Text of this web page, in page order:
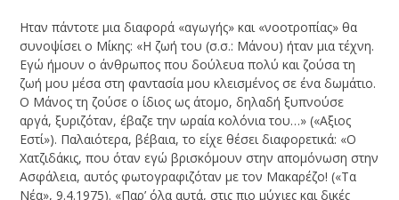
Ηταν πάντοτε μια διαφορά «αγωγής» και «νοοτροπίας» θα
συνοψίσει ο Μίκης: «Η ζωή του (σ.σ.: Μάνου) ήταν μια τέχνη.
Εγώ ήμουν ο άνθρωπος που δούλευα πολύ και ζούσα τη
ζωή μου μέσα στη φαντασία μου κλεισμένος σε ένα δωμάτιο.
Ο Μάνος τη ζούσε ο ίδιος ως άτομο, δηλαδή ξυπνούσε
αργά, ξυριζόταν, έβαζε την ωραία κολόνια του…» («Αξιος
Εστί»). Παλαιότερα, βέβαια, το είχε θέσει διαφορετικά: «O
Χατζιδάκις, που όταν εγώ βρισκόμουν στην απομόνωση στην
Ασφάλεια, αυτός φωτογραφιζόταν με τον Μακαρέζο! («Τα
Νέα», 9.4.1975). «Παρ’ όλα αυτά, στις πιο μύχιες και δικές